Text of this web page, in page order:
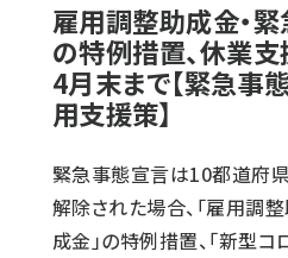
雇用調整助成金・
の特例措置、休業
4月末まで【緊急事
用支援策】
緊急事態宣言は10都道府
解除された場合、「雇用調
成金」の特例措置、「新型